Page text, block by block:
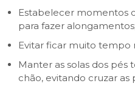
Estabelecer momentos
para fazer alongamentos;
Evitar ficar muito tempo
Manter as solas dos
chão, evitando cruzar as